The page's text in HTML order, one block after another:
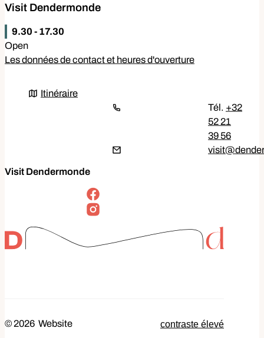
Contact
Visit Dendermonde
ItinéraireItinéraire
+32
52 21
39 56
visit@
Aujourd'hui
9.30 - 17.30
Open
Les données de contact et heures d'ouverture
Suivez-nous sur
Visit Dendermonde
© 2026 Website contraste élevé